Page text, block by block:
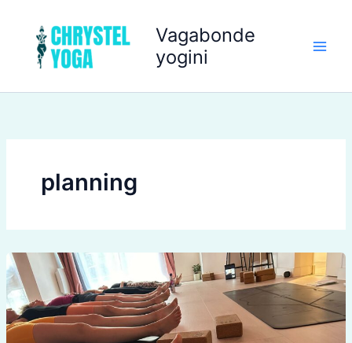
contenu
Vagabonde
yogini
planning
COURS
/
PLANNING